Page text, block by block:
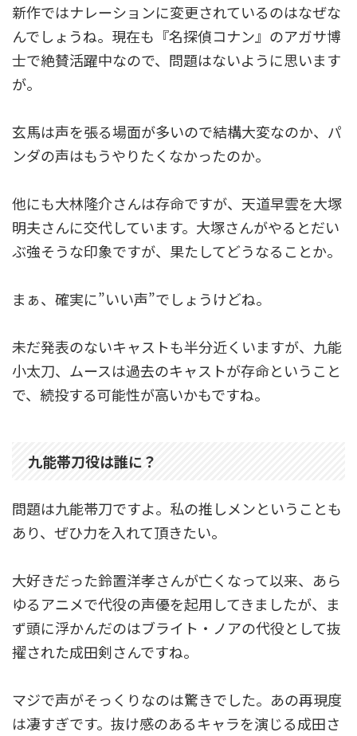
新作ではナレーションに変更されているのはなぜな
んでしょうね。現在も『名探偵コナン』のアガサ博
士で絶賛活躍中なので、問題はないように思います
が。
玄馬は声を張る場面が多いので結構大変なのか、パ
ンダの声はもうやりたくなかったのか。
他にも大林隆介さんは存命ですが、天道早雲を大塚
明夫さんに交代しています。大塚さんがやるとだい
ぶ強そうな印象ですが、果たしてどうなることか。
まぁ、確実に”いい声”でしょうけどね。
未だ発表のないキャストも半分近くいますが、九能
小太刀、ムースは過去のキャストが存命ということ
で、続投する可能性が高いかもですね。
九能帯刀役は誰に？
問題は九能帯刀ですよ。私の推しメンということも
あり、ぜひ力を入れて頂きたい。
大好きだった鈴置洋孝さんが亡くなって以来、あら
ゆるアニメで代役の声優を起用してきましたが、ま
ず頭に浮かんだのはブライト・ノアの代役として抜
擢された成田剣さんですね。
マジで声がそっくりなのは驚きでした。あの再現度
は凄すぎです。抜け感のあるキャラを演じる成田さ